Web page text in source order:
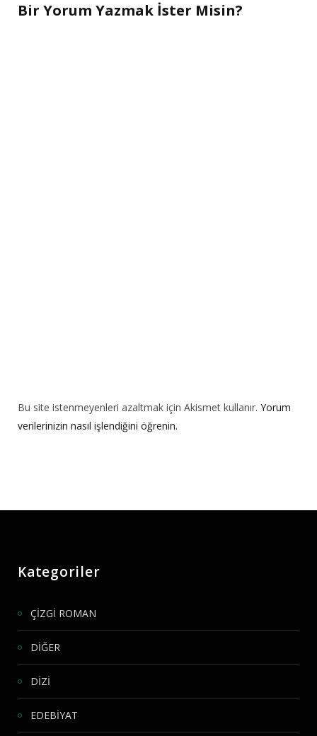
Bir Yorum Yazmak İster Misin?
Bu site istenmeyenleri azaltmak için Akismet kullanır. Yorum
verilerinizin nasıl işlendiğini öğrenin.
Kategoriler
ÇİZGİ ROMAN
DİĞER
DİZİ
EDEBİYAT